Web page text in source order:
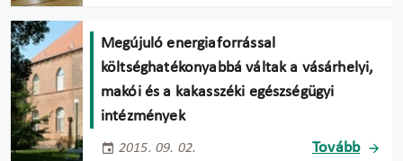
Megújuló energiaforrással
költséghatékonyabbá váltak a vásárhelyi,
makói és a kakasszéki egészségügyi
intézmények
2015. 09. 02. Tovább